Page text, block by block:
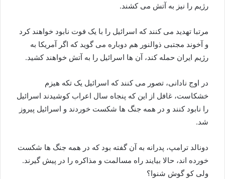
رژیم را نیز به آتش می کشند.
مرتبا تهدید می کنند که اسرائیل را با یک فوت نابود خواهند کرد
و آخوند مجتبی ذوالنور هم دوباره می گوید که اگر آمریکا به
رژیم ایران حمله کند، آن ها اسرائیل را به آتش خواهند کشید.
در اوج نادانی، تصور می کنند که اسرائیل یک تکه هیزم
خشکاست، غافل از این که پنجاه سال اعراب کوشیدند اسرائیل
را نابود کنند و در همه جنگ ها شکست خوردند و اسرائیل پیروز
شد.
دونالد ترامپ، پدرانه به آن گفته بود که در همه جنگ ها شکست
خورده اند، حالا بیایند راه مسالمت و مذاکره را در پیش گیرند.
ولی کو گوش شنوا؟